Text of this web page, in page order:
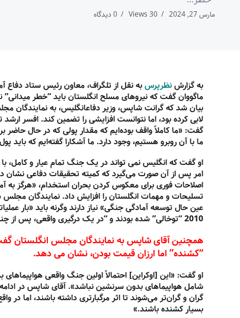
مارس 27, 2024 30 Views 0 دیدگاه
به گزارشنظرپرسبه نقل از تلگراف، معاون رئیس ستاد دفاع
ماگووان گفت که نیروهای مسلح انگلستان باید “خطر
بیان شد که گرانت شاپس، وزیر دفاعانگلیس، به
لابی کرده بود، اما نتوانست افزایشی را تضمین کند. افسر
گفت: «ما کاملاً واقف بوده‌ایم که مقدار پولی که در حال
ما با آن روبرو هستیم، وجود دارد. ما آشکارا گفته‌ایم که باید
او گفت که انگلیس نمی تواند در یک جنگ تمام عیار و کامل،
امر پس از آن صورت می‌گیرد که کمیتهتحقیقاتدفاعی نشان
اصلاحات فوری برای معکوس کردن بحران استخدام، «هرگز
تسلیحات و مهمات انگلستان را افزایش داد. نمایندگان
عین حال توسعه آمادگی جنگی» نیاز دارند وگرنه باید «بار
2010 “توخالی” شده بودند و “در یک درگیری واقعی، پس از چند ماه اول درگیری، قابلیت ها و توان خود را از دست خواهند داد”.
همچنینآقای شاپس به نمایندگان مجلس انگلستان
“کشنده” اما ارزان قیمت بودن، نشان می دهد.
او گفت: «این [اوکراین] احتمالاً اولین جنگ واقعی
شامل هواپیماهای بدون سرنشین نباشد».آقای شاپس در
گران و گران‌تر می‌شوند تا اثر مرگبارتری داشته باشند، اما در
بسیار کشنده باشند.»